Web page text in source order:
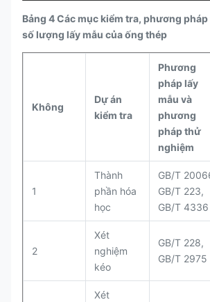
Bảng 4 Các mục kiểm tra, phương
số lượng lấy mẫu của ống thép
Không
Dự án
kiểm tra
Phương
pháp lấy
mẫu và
phương
pháp thử
nghiệm
1
Thành
phần hóa
học
GB/T
GB/T 223,
GB/T 4336
2
Xét
nghiệm
kéo
GB/T 228,
GB/T 2975
Xét